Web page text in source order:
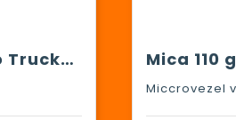
S-Panel Retro Trucker Cap